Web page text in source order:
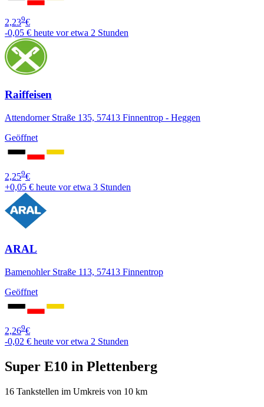
2,239€
-0,05 € heute vor etwa 2 Stunden
Raiffeisen
Attendorner Straße 135, 57413 Finnentrop - Heggen
Geöffnet
2,259€
+0,05 € heute vor etwa 3 Stunden
ARAL
Bamenohler Straße 113, 57413 Finnentrop
Geöffnet
2,269€
-0,02 € heute vor etwa 2 Stunden
Super E10 in Plettenberg
16 Tankstellen im Umkreis von 10 km